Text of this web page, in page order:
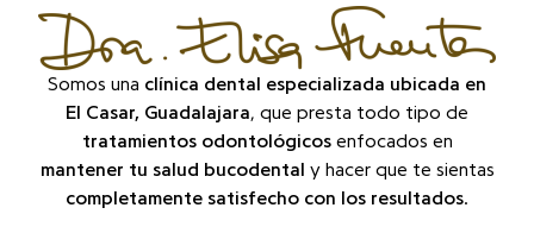
Somos una clínica dental especializada ubicada en
El Casar, Guadalajara, que presta todo tipo de
tratamientos odontológicosenfocados en
mantener tu salud bucodental y hacer que te sientas
completamente satisfecho con los resultados.